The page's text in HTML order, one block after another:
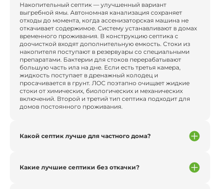
Накопительный септик — улучшенный вариант
выгребной ямы. Автономная канализация сохраняет
отходы до момента, когда ассенизаторская машина не
откачивает содержимое. Систему устанавливают в домах
временного проживания. В конструкцию септика с
доочисткой входят дополнительную емкость. Стоки из
накопителя поступают в резервуары со специальными
препаратами. Бактерии для стоков перерабатывают
большую часть ила на дне. Если есть третья камера,
жидкость поступает в дренажный колодец и
просачивается в грунт. ЛОС поэтапно очищает жидкие
стоки от химических, биологических и механических
включений. Второй и третий тип септика подходит для
домов постоянного проживания.
Какой септик лучше для частного дома?
Какие лучшие септики без откачки?